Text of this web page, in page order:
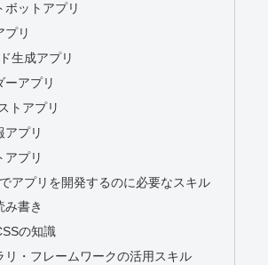
ボットアプリ
プリ
生成アプリ
ーアプリ
トアプリ
アプリ
アプリ
アプリを開発するのに必要なスキル
み書き
の知識
リ・フレームワークの活用スキル